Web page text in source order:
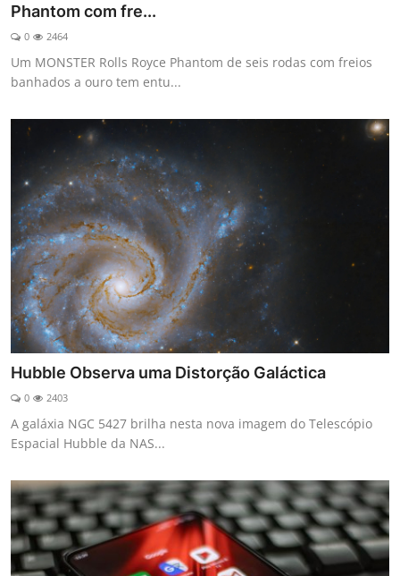
Phantom com fre...
0 2464
Um MONSTER Rolls Royce Phantom de seis rodas com freios
banhados a ouro tem entu...
Hubble Observa uma Distorção Galáctica
0 2403
A galáxia NGC 5427 brilha nesta nova imagem do Telescópio
Espacial Hubble da NAS...